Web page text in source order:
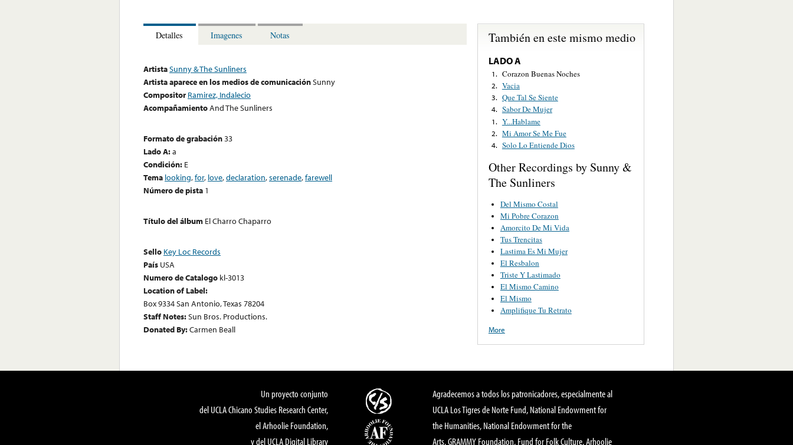
Detalles Imagenes Notas
ArtistaSunny & The Sunliners
Artista aparece en los medios de comunicaciónSunny
Compositor Ramirez, Indalecio
AcompañamientoAnd The Sunliners
Formato de grabación33
Lado A:a
Condición: E
Tema looking,for, love,declaration,serenade,farewell
Número de pista 1
Título del álbum El Charro Chaparro
Sello Key Loc Records
País USA
Numero de Catalogo kl-3013
Location of Label:
Box 9334 San Antonio, Texas 78204
Staff Notes:Sun Bros. Productions.
Donated By:Carmen Beall
También en este mismo medio
LADO A
1. Corazon Buenas Noches
2. Vacia
3. Que Tal Se Siente
4. Sabor De Mujer
1. Y...Hablame
2. Mi Amor Se Me Fue
4. Solo Lo Entiende Dios
Other Recordings by Sunny &
The Sunliners
Del Mismo Costal
Mi Pobre Corazon
Amorcito De Mi Vida
Tus Trencitas
Lastima Es Mi Mujer
El Resbalon
Triste Y Lastimado
El Mismo Camino
El Mismo
Amplifique Tu Retrato
More
Un proyecto conjunto
del UCLA Chicano Studies Research Center,
el Arhoolie Foundation,
y del UCLA Digital Library
Agradecemos a todos los patronicadores, especialmente al
UCLA Los Tigres de Norte Fund, National Endowment for
the Humanities, National Endowment for the
Arts, GRAMMY Foundation, Fund for Folk Culture, Arhoolie